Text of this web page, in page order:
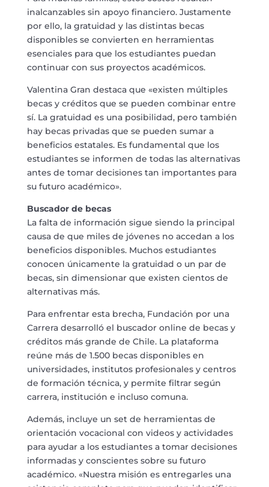
inalcanzables sin apoyo financiero. Justamente
por ello, la gratuidad y las distintas becas
disponibles se convierten en herramientas
esenciales para que los estudiantes puedan
continuar con sus proyectos académicos.
Valentina Gran destaca que «existen múltiples
becas y créditos que se pueden combinar entre
sí. La gratuidad es una posibilidad, pero también
hay becas privadas que se pueden sumar a
beneficios estatales. Es fundamental que los
estudiantes se informen de todas las alternativas
antes de tomar decisiones tan importantes para
su futuro académico».
Buscador de becas
La falta de información sigue siendo la principal
causa de que miles de jóvenes no accedan a los
beneficios disponibles. Muchos estudiantes
conocen únicamente la gratuidad o un par de
becas, sin dimensionar que existen cientos de
alternativas más.
Para enfrentar esta brecha, Fundación por una
Carrera desarrolló el buscador online de becas y
créditos más grande de Chile. La plataforma
reúne más de 1.500 becas disponibles en
universidades, institutos profesionales y centros
de formación técnica, y permite filtrar según
carrera, institución e incluso comuna.
Además, incluye un set de herramientas de
orientación vocacional con videos y actividades
para ayudar a los estudiantes a tomar decisiones
informadas y conscientes sobre su futuro
académico. «Nuestra misión es entregarles una